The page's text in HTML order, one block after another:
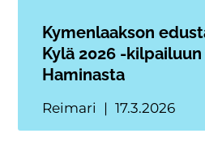
Kymenlaakson
Kylä 2026 -
Haminasta
Reimari 17.3.2026